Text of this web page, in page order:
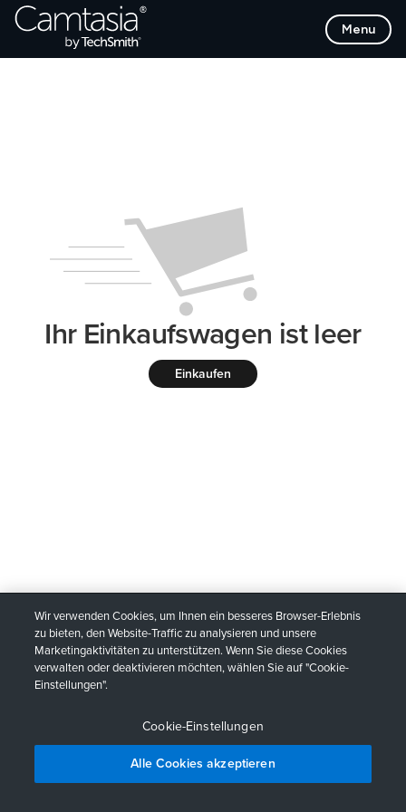
Direkt
zum
Inhalt
Menu
Ihr Einkaufswagen ist leer
Einkaufen
Wir verwenden Cookies, um Ihnen ein besseres Browser-Erlebnis
zu bieten, den Website-Traffic zu analysieren und unsere
Marketingaktivitäten zu unterstützen. Wenn Sie diese Cookies
verwalten oder deaktivieren möchten, wählen Sie auf "Cookie-
Einstellungen".
Cookie-Einstellungen
Alle Cookies akzeptieren